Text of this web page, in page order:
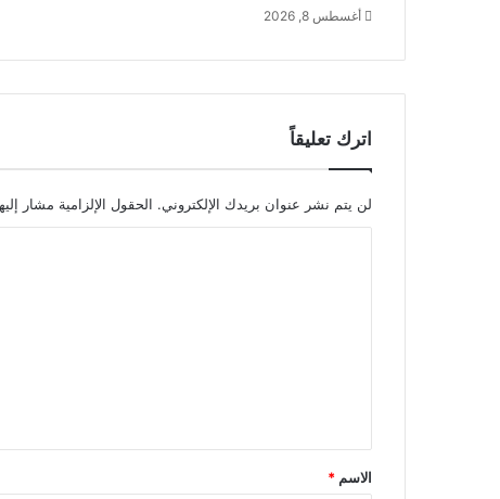
أغسطس 8, 2026
اترك تعليقاً
لن يتم نشر عنوان بريدك الإلكتروني. الحقول الإلزامية مشار
*
الاسم *